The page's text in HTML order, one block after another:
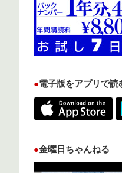
●電子版をアプリで読
●金曜日ちゃんねる